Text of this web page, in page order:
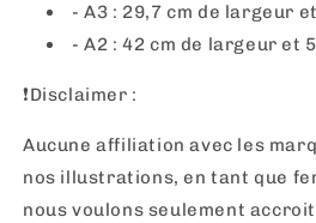
- A3 : 29,7 cm de largeur
- A2 : 42 cm de largeur et
❗️Disclaimer :
Aucune affiliation avec les
nos illustrations, en tant que
nous voulons seulement